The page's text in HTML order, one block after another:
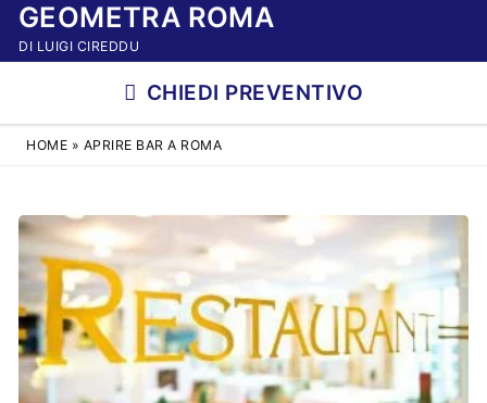
VaiGEOMETRA ROMA
DI LUIGI CIREDDU
CHIEDI PREVENTIVO
HOME » APRIRE BAR A ROMA